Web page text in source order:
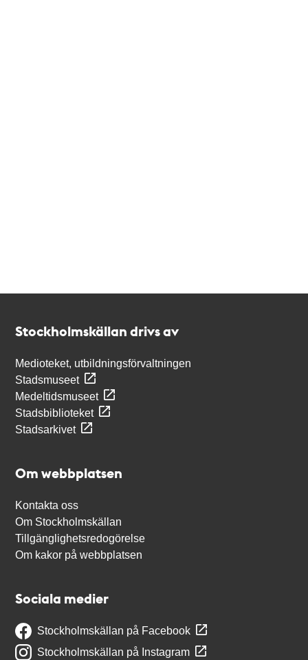
Stockholmskällan drivs av
Medioteket, utbildningsförvaltningen
Stadsmuseet
Medeltidsmuseet
Stadsbiblioteket
Stadsarkivet
Om webbplatsen
Kontakta oss
Om Stockholmskällan
Tillgänglighetsredogörelse
Om kakor på webbplatsen
Sociala medier
Stockholmskällan på Facebook
Stockholmskällan på Instagram